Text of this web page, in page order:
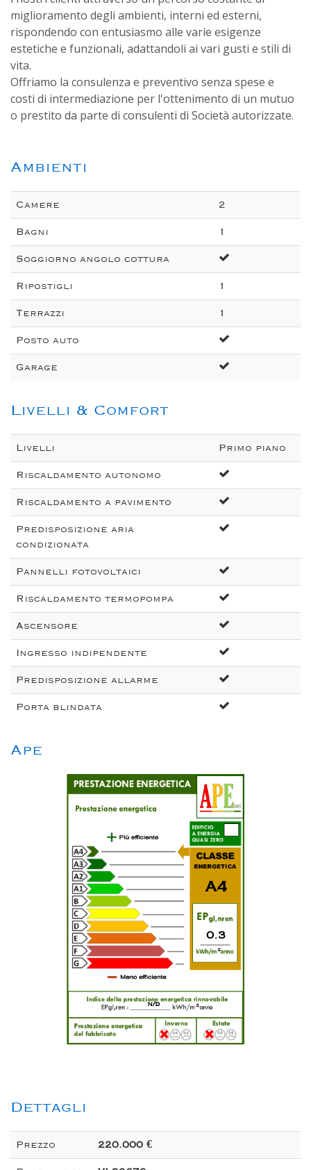
miglioramento degli ambienti, interni ed esterni,
rispondendo con entusiasmo alle varie esigenze
estetiche e funzionali, adattandoli ai vari gusti e stili di
vita.
Offriamo la consulenza e preventivo senza spese e
costi di intermediazione per l'ottenimento di un mutuo
o prestito da parte di consulenti di Società autorizzate.
Ambienti
Camere 2
Bagni 1
Soggiorno angolo cottura
Ripostigli 1
Terrazzi 1
Posto auto
Garage
Livelli & Comfort
Livelli Primo piano
Riscaldamento autonomo
Riscaldamento a pavimento
Predisposizione aria
condizionata
Pannelli fotovoltaici
Riscaldamento termopompa
Ascensore
Ingresso indipendente
Predisposizione allarme
Porta blindata
Ape
2
2
A4
0.3
n/d
Dettagli
Prezzo 220.000 €